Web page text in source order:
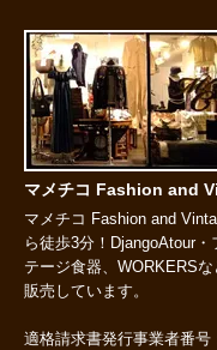
マメチコ Fashion and
マメチコ Fashion and
ら徒歩3分！DjangoAtour
テージ食器、WORKERS
販売しています。
適格請求書発行事業者番号